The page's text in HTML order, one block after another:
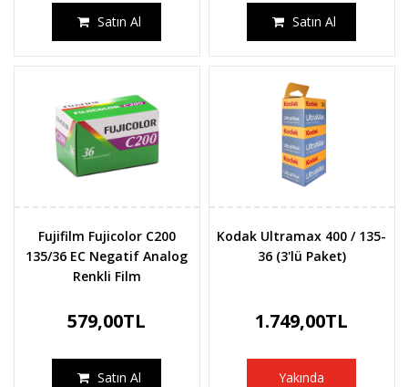
Satın Al Satın Al
Fujifilm Fujicolor C200
135/36 EC Negatif Analog
Renkli Film
579,00TL
Satın Al
Kodak Ultramax 400 / 135-
36 (3'lü Paket)
1.749,00TL
Yakında